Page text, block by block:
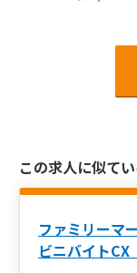
この求人に似て
ファミリーマ
ビニバイトCX